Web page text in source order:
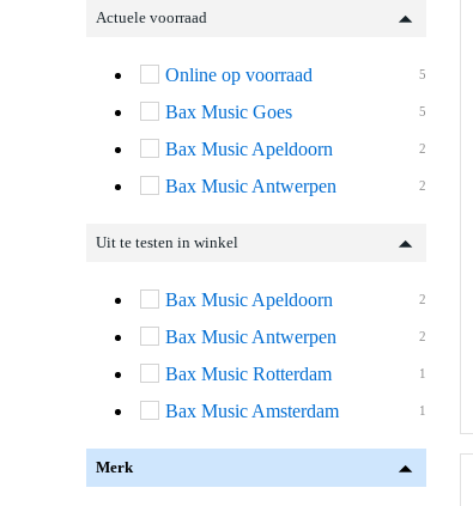
Actuele voorraad
5
Online op voorraad
5
Bax Music Goes
2
Bax Music Apeldoorn
2
Bax Music Antwerpen
Uit te testen in winkel
2
Bax Music Apeldoorn
2
Bax Music Antwerpen
1
Bax Music Rotterdam
1
Bax Music Amsterdam
Merk